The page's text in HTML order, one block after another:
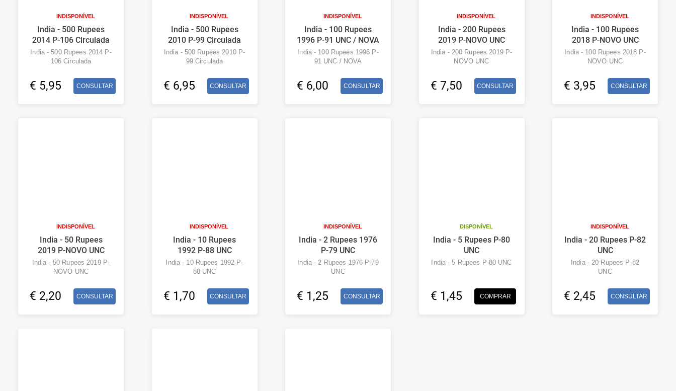
INDISPONÍVEL
India - 500 Rupees
2014 P-106 Circulada
India - 500 Rupees 2014 P-
106 Circulada
€ 5,95 CONSULTAR
INDISPONÍVEL
India - 500 Rupees
2010 P-99 Circulada
India - 500 Rupees 2010 P-
99 Circulada
€ 6,95 CONSULTAR
INDISPONÍVEL
India - 100 Rupees
1996 P-91 UNC / NOVA
India - 100 Rupees 1996 P-
91 UNC / NOVA
€ 6,00 CONSULTAR
INDISPONÍVEL
India - 200 Rupees
2019 P-NOVO UNC
India - 200 Rupees 2019 P-
NOVO UNC
€ 7,50 CONSULTAR
INDISPONÍVEL
India - 100 Rupees
2018 P-NOVO UNC
India - 100 Rupees 2018 P-
NOVO UNC
€ 3,95 CONSULTAR
INDISPONÍVEL
India - 50 Rupees
2019 P-NOVO UNC
India - 50 Rupees 2019 P-
NOVO UNC
€ 2,20 CONSULTAR
INDISPONÍVEL
India - 10 Rupees
1992 P-88 UNC
India - 10 Rupees 1992 P-
88 UNC
€ 1,70 CONSULTAR
INDISPONÍVEL
India - 2 Rupees 1976
P-79 UNC
India - 2 Rupees 1976 P-79
UNC
€ 1,25 CONSULTAR
DISPONÍVEL
India - 5 Rupees P-80
UNC
India - 5 Rupees P-80 UNC
€ 1,45 COMPRAR
INDISPONÍVEL
India - 20 Rupees P-82
UNC
India - 20 Rupees P-82
UNC
€ 2,45 CONSULTAR